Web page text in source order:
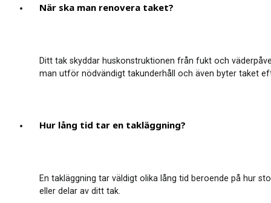
När ska man renovera taket?
Ditt tak skyddar huskonstruktionen från fukt och
man utför nödvändigt takunderhåll och även byter taket
Hur lång tid tar en takläggning?
En takläggning tar väldigt olika lång tid beroende på hur
eller delar av ditt tak.